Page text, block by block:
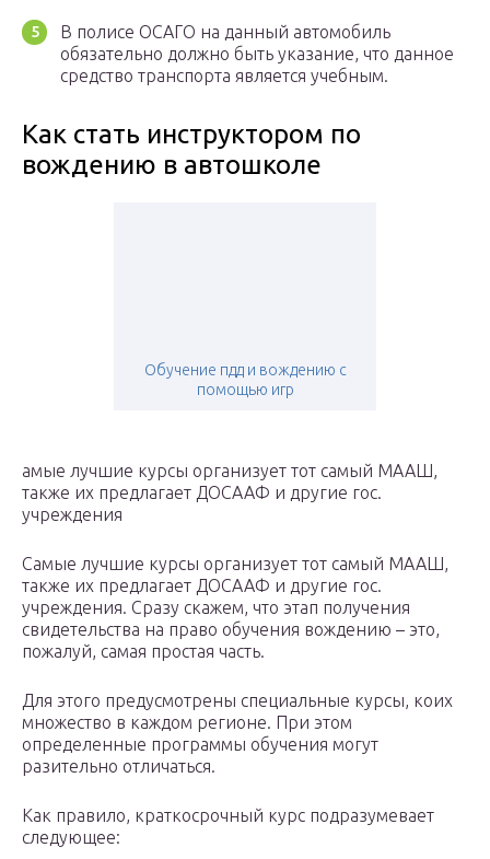
В полисе ОСАГО на данный автомобиль
обязательно должно быть указание, что данное
средство транспорта является учебным.
Как стать инструктором по
вождению в автошколе
Обучение пдд и вождению с
помощью игр
амые лучшие курсы организует тот самый МААШ,
также их предлагает ДОСААФ и другие гос.
учреждения
Самые лучшие курсы организует тот самый МААШ,
также их предлагает ДОСААФ и другие гос.
учреждения. Сразу скажем, что этап получения
свидетельства на право обучения вождению – это,
пожалуй, самая простая часть.
Для этого предусмотрены специальные курсы, коих
множество в каждом регионе. При этом
определенные программы обучения могут
разительно отличаться.
Как правило, краткосрочный курс подразумевает
следующее: